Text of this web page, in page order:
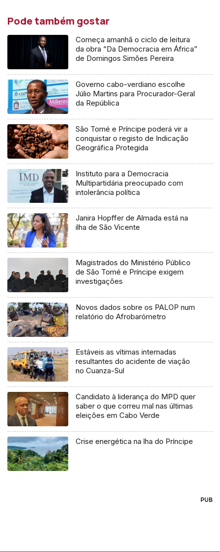
Pode também gostar
Começa amanhã o ciclo de leitura
da obra “Da Democracia em África”
de Domingos Simões Pereira
Governo cabo-verdiano escolhe
Júlio Martins para Procurador-Geral
da República
São Tomé e Príncipe poderá vir a
conquistar o registo de Indicação
Geográfica Protegida
Instituto para a Democracia
Multipartidária preocupado com
intolerância política
Janira Hopffer de Almada está na
ilha de São Vicente
Magistrados do Ministério Público
de São Tomé e Príncipe exigem
investigações
Novos dados sobre os PALOP num
relatório do Afrobarómetro
Estáveis as vítimas internadas
resultantes do acidente de viação
no Cuanza-Sul
Candidato à liderança do MPD quer
saber o que correu mal nas últimas
eleições em Cabo Verde
Crise energética na lha do Príncipe
PUB